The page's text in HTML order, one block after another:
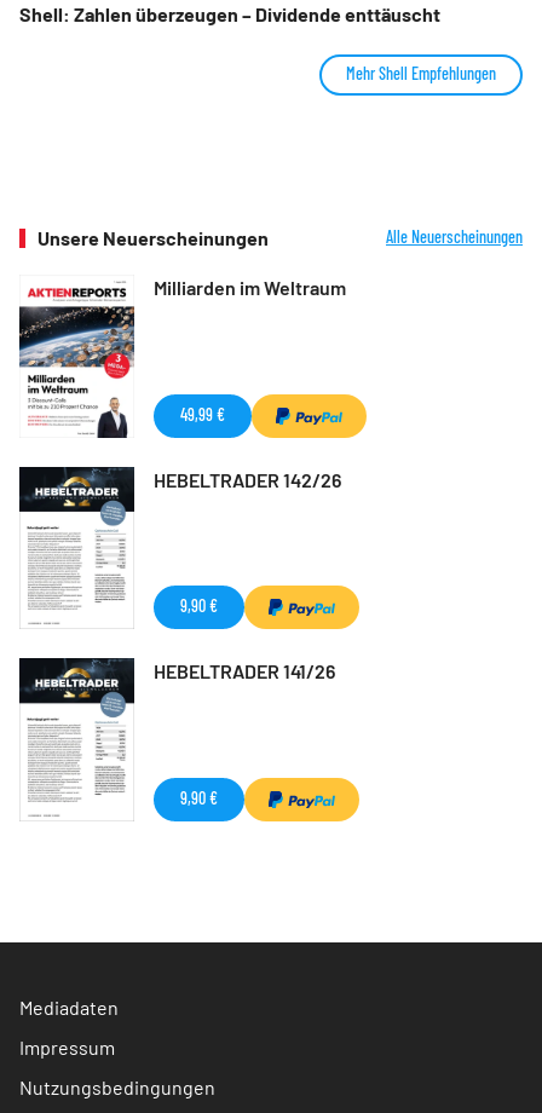
Shell: Zahlen überzeugen – Dividende enttäuscht
Mehr Shell Empfehlungen
Unsere Neuerscheinungen Alle Neuerscheinungen
Milliarden im Weltraum
49,99 €
HEBELTRADER 142/26
9,90 €
HEBELTRADER 141/26
9,90 €
Mediadaten
Impressum
Nutzungsbedingungen